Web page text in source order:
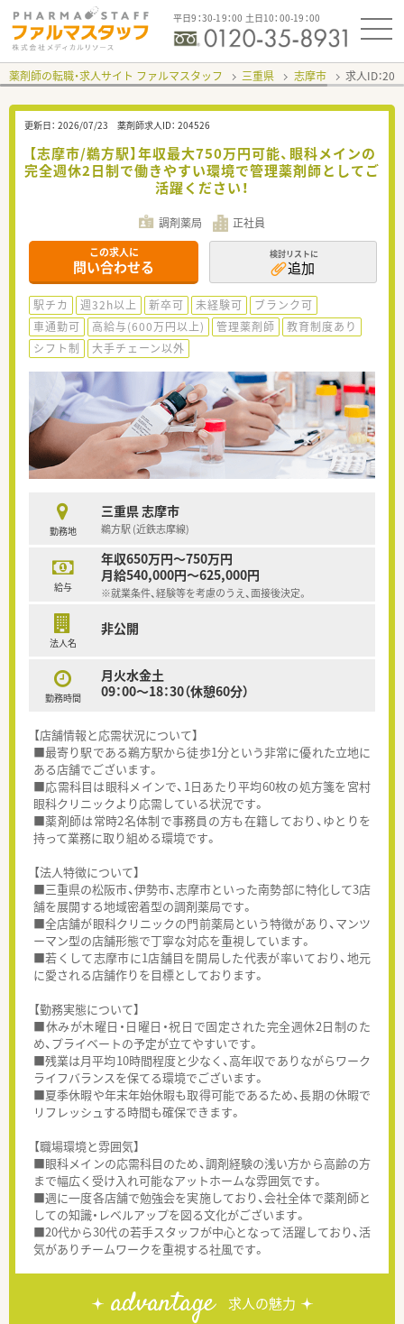
平日9：30-19：00 土日10：00-19：00
薬剤師の転職・求人サイト ファルマスタッフ 三重県 志摩市 求人ID：
更新日： 2026/07/23 薬剤師求人ID： 204526
【志摩市/鵜方駅】年収最大750万円可能、眼科メインの
完全週休2日制で働きやすい環境で管理薬剤師としてご
活躍ください！
調剤薬局 正社員
この求人に
問い合わせる
検討リストに
追加
駅チカ 週32h以上 新卒可 未経験可
ブランク可
車通勤可
高給与(600万円以上) 管理薬剤師
教育制度あり
シフト制
大手チェーン以外
勤務地
三重県 志摩市
鵜方駅 (近鉄志摩線)
給与
年収650万円～750万円
月給540,000円～625,000円
※就業条件、経験等を考慮のうえ、面接後決定。
法人名
非公開
勤務時間
月火水金土
09：00～18：30（休憩60分）
【店舗情報と応需状況について】
■最寄り駅である鵜方駅から徒歩1分という非常に優れた立地に
ある店舗でございます。
■応需科目は眼科メインで、1日あたり平均60枚の処方箋を宮村
眼科クリニックより応需している状況です。
■薬剤師は常時2名体制で事務員の方も在籍しており、ゆとりを
持って業務に取り組める環境です。
【法人特徴について】
■三重県の松阪市、伊勢市、志摩市といった南勢部に特化して3店
舗を展開する地域密着型の調剤薬局です。
■全店舗が眼科クリニックの門前薬局という特徴があり、マンツ
ーマン型の店舗形態で丁寧な対応を重視しています。
■若くして志摩市に1店舗目を開局した代表が率いており、地元
に愛される店舗作りを目標としております。
【勤務実態について】
■休みが木曜日・日曜日・祝日で固定された完全週休2日制のた
め、プライベートの予定が立てやすいです。
■残業は月平均10時間程度と少なく、高年収でありながらワーク
ライフバランスを保てる環境でございます。
■夏季休暇や年末年始休暇も取得可能であるため、長期の休暇で
リフレッシュする時間も確保できます。
【職場環境と雰囲気】
■眼科メインの応需科目のため、調剤経験の浅い方から高齢の方
まで幅広く受け入れ可能なアットホームな雰囲気です。
■週に一度各店舗で勉強会を実施しており、会社全体で薬剤師と
しての知識・レベルアップを図る文化がございます。
■20代から30代の若手スタッフが中心となって活躍しており、活
気がありチームワークを重視する社風です。
advantage 求人の魅力